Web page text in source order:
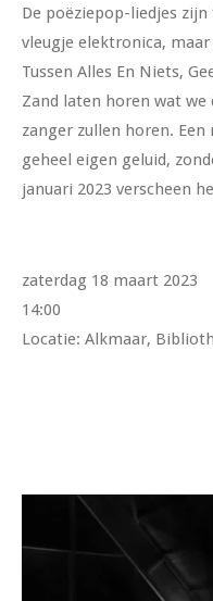
De poëziepop-liedjes
vleugje elektronica,
Tussen Alles En Niets,
Zand laten horen wat
zanger zullen horen.
geheel eigen geluid,
januari 2023 verscheen
zaterdag 18 maart 2023
14:00
Locatie: Alkmaar,